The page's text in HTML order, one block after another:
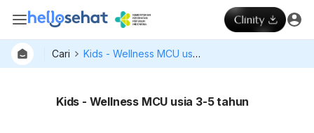
Cari Kids - Wellness MCU usia 3-5 tahun
Kids - Wellness MCU usia 3-5 tahun